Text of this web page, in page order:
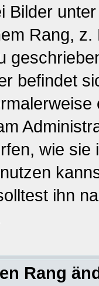
Bilder
Rang,
befindet
wie
ihn
Rang